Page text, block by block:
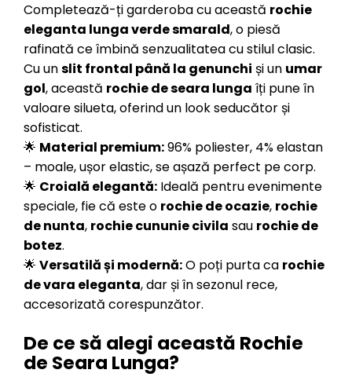
Completează-ți garderoba cu această rochie
eleganta lunga verde smarald, o piesă
rafinată ce îmbină senzualitatea cu stilul clasic.
Cu unslit frontal până la genunchi și un umar
gol, această rochie de seara lunga îți pune în
valoare silueta, oferind un look seducător și
sofisticat.
🌟 Material premium:96% poliester, 4% elastan
– moale, ușor elastic, se așază perfect pe corp.
🌟 Croială elegantă: Ideală pentru evenimente
speciale, fie că este o rochie de ocazie, rochie
de nunta, rochie cununie civila sau rochie de
botez.
🌟 Versatilă și modernă:O poți purta ca rochie
de vara eleganta, dar și în sezonul rece,
accesorizată corespunzător.
De ce să alegi această Rochie
de Seara Lunga?